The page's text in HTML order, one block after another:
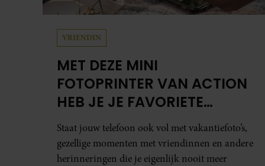
WEEKEND